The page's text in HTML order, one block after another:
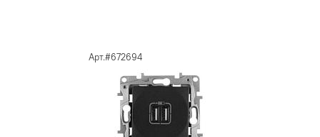
Арт.#672694